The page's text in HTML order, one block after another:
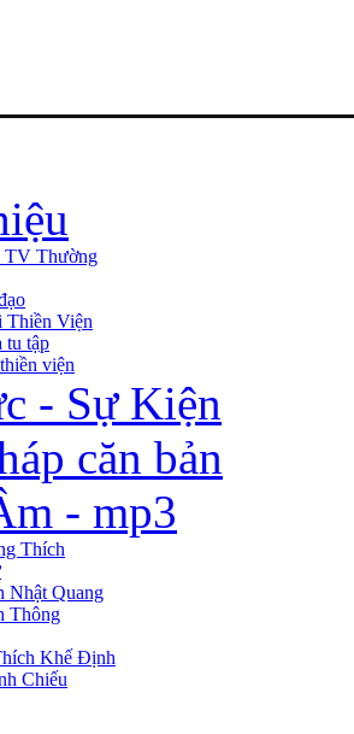
TV Thường
Thiền Viện
tu tập
viện
- Sự Kiện
căn bản
- mp3
Thích
Nhật Quang
Thông
Khế Định
Chiếu